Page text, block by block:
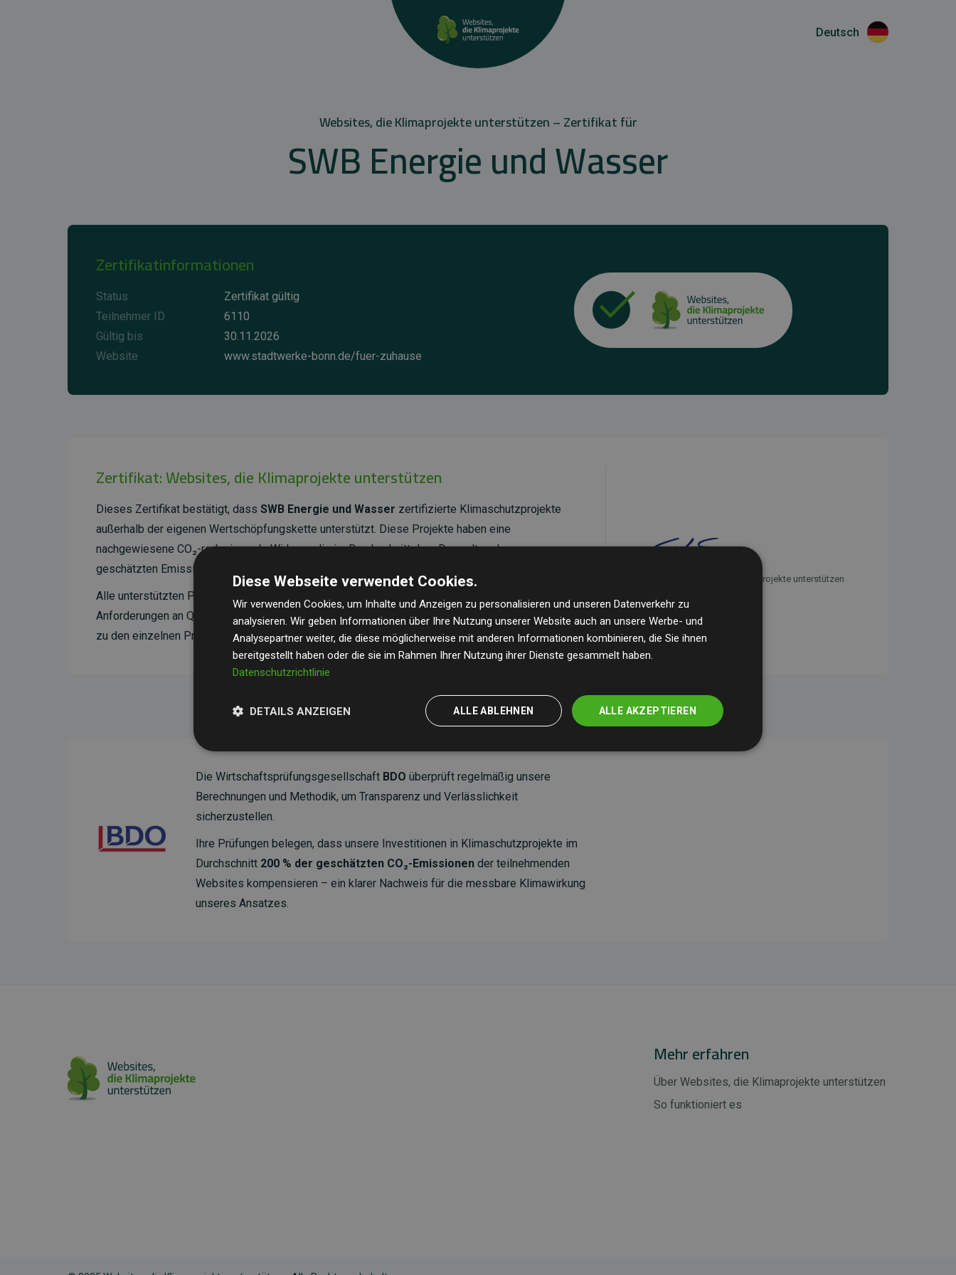
Deutsch
Websites, die Klimaprojekte unterstützen – Zertifikat für
SWB Energie und Wasser
Zertifikatinformationen
Status
Zertifikat gültig
Teilnehmer ID
6110
Gültig bis
30.11.2026
Website
www.stadtwerke-bonn.de/fuer-zuhause
Zertifikat: Websites, die Klimaprojekte unterstützen
Dieses Zertifikat bestätigt, dass SWB Energie und Wasser zertifizierte Klimaschutzprojekte
außerhalb der eigenen Wertschöpfungskette unterstützt. Diese Projekte haben eine
nachgewiesene CO₂-reduzierende Wirkung, die im Durchschnitt dem Doppelten der
geschätzten Emissionen der Website entspricht.
Alle unterstützten Projekte werden durch
Anforderungen an Qualität, tatsächliche Klimawirkung und Transparenz. Weitere Informationen
zu den einzelnen Projekten findenSie hier.
Initiative Websites, die Klimaprojekte unterstützen
Die Wirtschaftsprüfungsgesellschaft BDO überprüft regelmäßig unsere
Berechnungen und Methodik, um Transparenz und Verlässlichkeit
sicherzustellen.
Ihre Prüfungen belegen, dass unsere Investitionen in Klimaschutzprojekte im
Durchschnitt 200 % der geschätzten CO₂-Emissionen der teilnehmenden
Websites kompensieren – ein klarer Nachweis für die messbare Klimawirkung
unseres Ansatzes.
Mehr erfahren
Über Websites, die Klimaprojekte unterstützen
So funktioniert es
Diese Webseite verwendet Cookies.
Wir verwenden Cookies, um Inhalte und Anzeigen zu personalisieren und unseren Datenverkehr zu
analysieren. Wir geben Informationen über Ihre Nutzung unserer Website auch an unsere Werbe- und
Analysepartner weiter, die diese möglicherweise mit anderen Informationen kombinieren, die Sie ihnen
bereitgestellt haben oder die sie im Rahmen Ihrer Nutzung ihrer Dienste gesammelt haben.
Datenschutzrichtlinie
ALLE AKZEPTIEREN
ALLE ABLEHNEN
DETAILS ANZEIGEN